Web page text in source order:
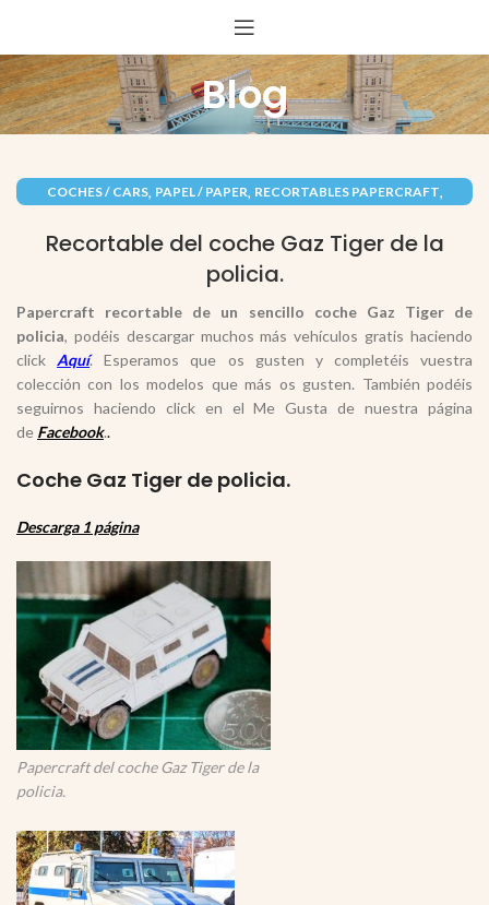
Blog
COCHES / CARS, PAPEL / PAPER, RECORTABLES PAPERCRAFT,
Recortable del coche Gaz Tiger de la
policia.
Papercraft recortable de un sencillo coche Gaz Tiger de
policia, podéis descargar muchos más vehículos gratis haciendo
click Aquí. Esperamos que os gusten y completéis vuestra
colección con los modelos que más os gusten. También podéis
seguirnos haciendo click en el Me Gusta de nuestra página
de Facebook..
Coche Gaz Tiger de policia.
Descarga 1 página
Papercraft del coche Gaz Tiger de la
policia.